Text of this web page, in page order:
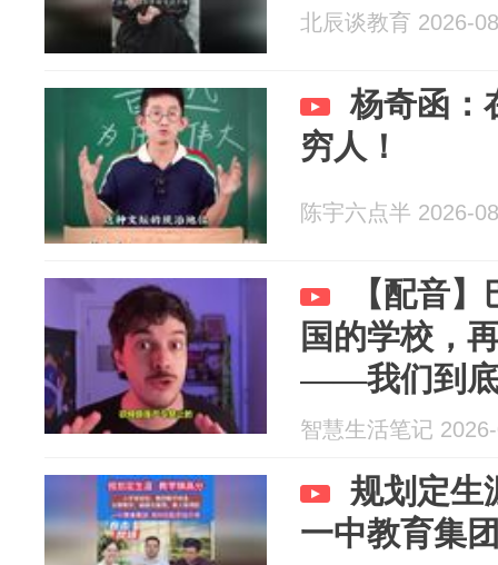
北辰谈教育 2026-
杨奇函：
穷人！
陈宇六点半 2026-
【配音
国的学校，
——我们到底
智慧生活笔记
规划定生
一中教育集